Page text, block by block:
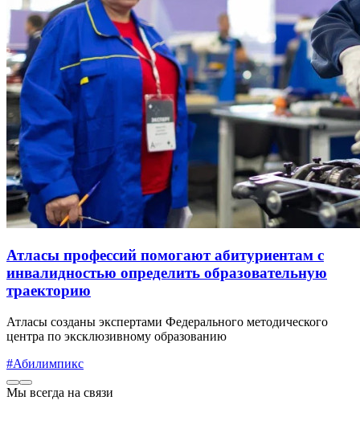
Атласы профессий помогают абитуриентам с
инвалидностью определить образовательную
траекторию
Атласы созданы экспертами Федерального методического
центра по эксклюзивному образованию
#Абилимпикс
Мы всегда на связи